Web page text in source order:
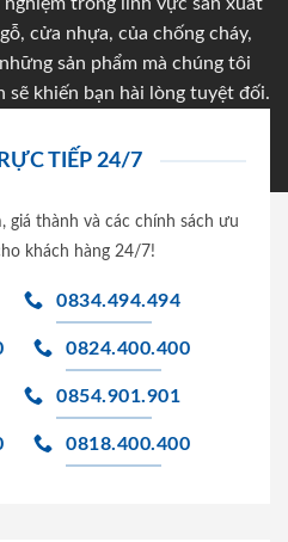
trong lĩnh vực sản xuất
cửa nhựa, của chống cháy,
sản phẩm mà chúng tôi
sẽ khiến bạn hài lòng tuyệt đối.
TIẾP 24/7
giá thành và các chính sách ưu
khách hàng 24/7!
0834.494.494
0824.400.400
0854.901.901
0818.400.400